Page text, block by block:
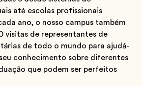
até escolas profissionais
ano, o nosso campus também
visitas de representantes de
de todo o mundo para ajudá-
conhecimento sobre diferentes
que podem ser perfeitos